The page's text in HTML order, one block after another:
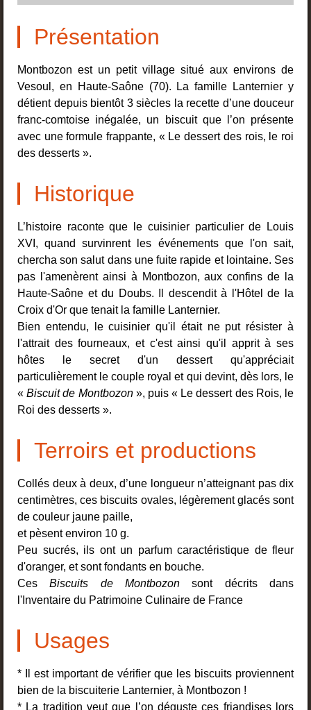
Présentation
Montbozon est un petit village situé aux environs de
Vesoul, en Haute-Saône (70). La famille Lanternier y
détient depuis bientôt 3 siècles la recette d’une douceur
franc-comtoise inégalée, un biscuit que l’on présente
avec une formule frappante, « Le dessert des rois, le roi
des desserts ».
Historique
L’histoire raconte que le cuisinier particulier de Louis
XVI, quand survinrent les événements que l'on sait,
chercha son salut dans une fuite rapide et lointaine. Ses
pas l'amenèrent ainsi à Montbozon, aux confins de la
Haute-Saône et du Doubs. Il descendit à l'Hôtel de la
Croix d'Or que tenait la famille Lanternier.
Bien entendu, le cuisinier qu'il était ne put résister à
l'attrait des fourneaux, et c'est ainsi qu'il apprit à ses
hôtes le secret d'un dessert qu'appréciait
particulièrement le couple royal et qui devint, dès lors, le
«Biscuit de Montbozon », puis « Le dessert des Rois, le
Roi des desserts ».
Terroirs et productions
Collés deux à deux, d’une longueur n’atteignant pas dix
centimètres, ces biscuits ovales, légèrement glacés sont
de couleur jaune paille,
et pèsent environ 10 g.
Peu sucrés, ils ont un parfum caractéristique de fleur
d'oranger, et sont fondants en bouche.
CesBiscuits de Montbozon sont décrits dans
l'Inventaire du Patrimoine Culinaire de France
Usages
* Il est important de vérifier que les biscuits proviennent
bien de la biscuiterie Lanternier, à Montbozon !
* La tradition veut que l’on déguste ces friandises lors